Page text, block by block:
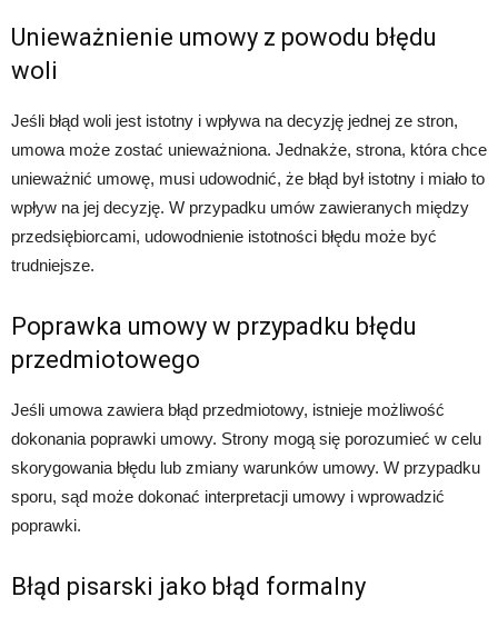
Unieważnienie umowy z powodu błędu
woli
Jeśli błąd woli jest istotny i wpływa na decyzję jednej ze stron,
umowa może zostać unieważniona. Jednakże, strona, która chce
unieważnić umowę, musi udowodnić, że błąd był istotny i miało to
wpływ na jej decyzję. W przypadku umów zawieranych między
przedsiębiorcami, udowodnienie istotności błędu może być
trudniejsze.
Poprawka umowy w przypadku błędu
przedmiotowego
Jeśli umowa zawiera błąd przedmiotowy, istnieje możliwość
dokonania poprawki umowy. Strony mogą się porozumieć w celu
skorygowania błędu lub zmiany warunków umowy. W przypadku
sporu, sąd może dokonać interpretacji umowy i wprowadzić
poprawki.
Błąd pisarski jako błąd formalny